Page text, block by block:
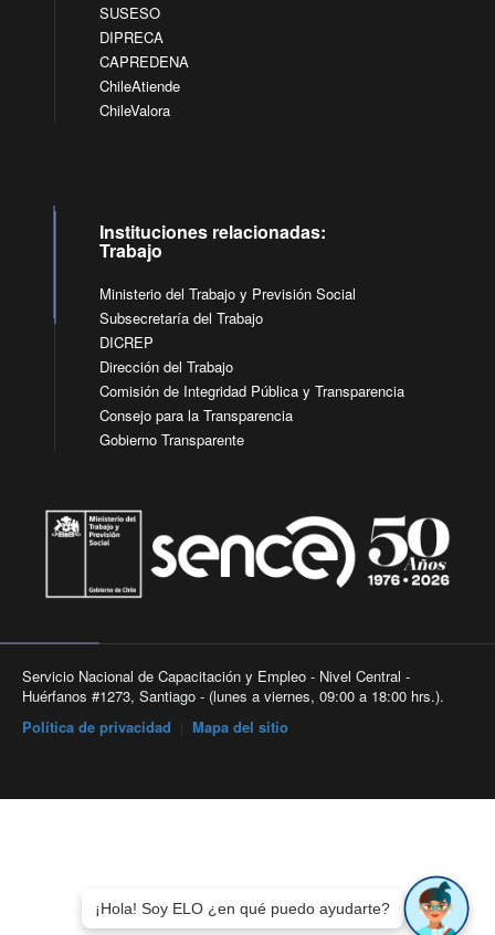
SUSESO
DIPRECA
CAPREDENA
ChileAtiende
ChileValora
Instituciones relacionadas:
Trabajo
Ministerio del Trabajo y Previsión Social
Subsecretaría del Trabajo
DICREP
Dirección del Trabajo
Comisión de Integridad Pública y Transparencia
Consejo para la Transparencia
Gobierno Transparente
Servicio Nacional de Capacitación y Empleo - Nivel Central -
Huérfanos #1273, Santiago - (lunes a viernes, 09:00 a 18:00 hrs.).
Política de privacidad
Mapa del sitio
¡Hola! Soy ELO ¿en qué puedo ayudarte?